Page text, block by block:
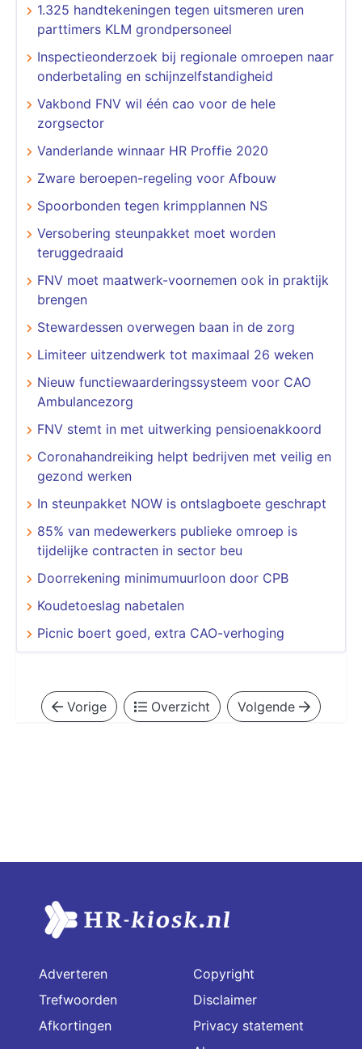
1.325 handtekeningen tegen uitsmeren uren
parttimers KLM grondpersoneel
Inspectieonderzoek bij regionale omroepen naar
onderbetaling en schijnzelfstandigheid
Vakbond FNV wil één cao voor de hele
zorgsector
Vanderlande winnaar HR Proffie 2020
Zware beroepen-regeling voor Afbouw
Spoorbonden tegen krimpplannen NS
Versobering steunpakket moet worden
teruggedraaid
FNV moet maatwerk-voornemen ook in praktijk
brengen
Stewardessen overwegen baan in de zorg
Limiteer uitzendwerk tot maximaal 26 weken
Nieuw functiewaarderingssysteem voor CAO
Ambulancezorg
FNV stemt in met uitwerking pensioenakkoord
Coronahandreiking helpt bedrijven met veilig en
gezond werken
In steunpakket NOW is ontslagboete geschrapt
85% van medewerkers publieke omroep is
tijdelijke contracten in sector beu
Doorrekening minimumuurloon door CPB
Koudetoeslag nabetalen
Picnic boert goed, extra CAO-verhoging
Vorige Overzicht Volgende
Adverteren
Trefwoorden
Afkortingen
Copyright
Disclaimer
Privacy statement